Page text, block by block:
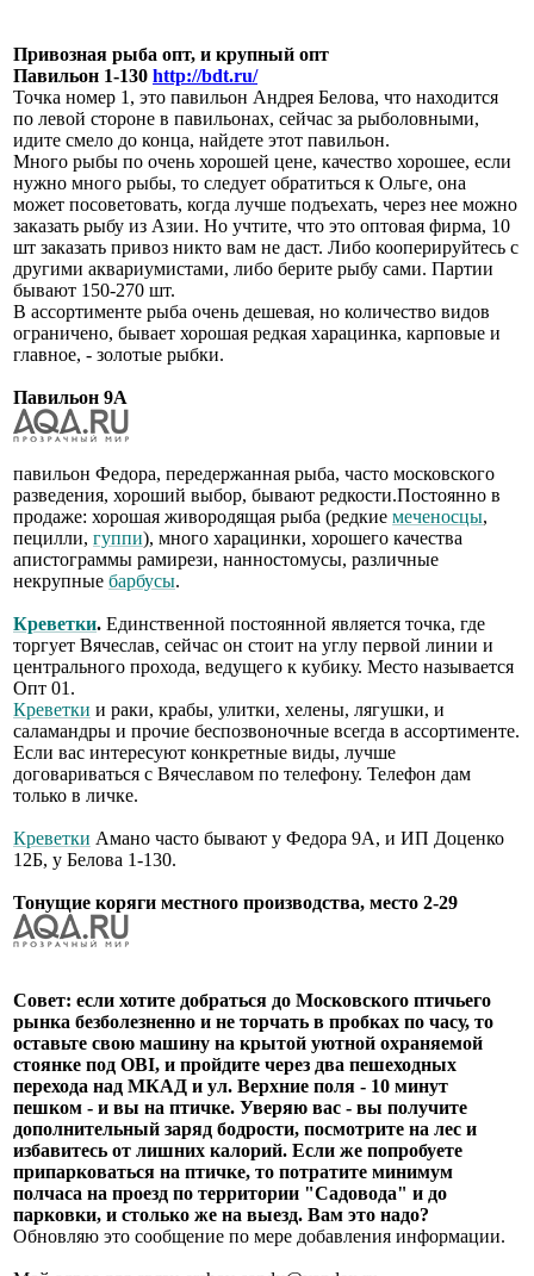
Привозная рыба опт, и крупный опт
Павильон 1-130 http://bdt.ru/
Точка номер 1, это павильон Андрея Белова, что находится
по левой стороне в павильонах, сейчас за рыболовными,
идите смело до конца, найдете этот павильон.
Много рыбы по очень хорошей цене, качество хорошее, если
нужно много рыбы, то следует обратиться к Ольге, она
может посоветовать, когда лучше подъехать, через нее можно
заказать рыбу из Азии. Но учтите, что это оптовая фирма, 10
шт заказать привоз никто вам не даст. Либо кооперируйтесь с
другими аквариумистами, либо берите рыбу сами. Партии
бывают 150-270 шт.
В ассортименте рыба очень дешевая, но количество видов
ограничено, бывает хорошая редкая харацинка, карповые и
главное, - золотые рыбки.
Павильон 9А
павильон Федора, передержанная рыба, часто московского
разведения, хороший выбор, бывают редкости.Постоянно в
продаже: хорошая живородящая рыба (редкие меченосцы,
пецилли, гуппи), много харацинки, хорошего качества
апистограммы рамирези, нанностомусы, различные
некрупные барбусы.
Креветки. Единственной постоянной является точка, где
торгует Вячеслав, сейчас он стоит на углу первой линии и
центрального прохода, ведущего к кубику. Место называется
Опт 01.
Креветки и раки, крабы, улитки, хелены, лягушки, и
саламандры и прочие беспозвоночные всегда в ассортименте.
Если вас интересуют конкретные виды, лучше
договариваться с Вячеславом по телефону. Телефон дам
только в личке.
Креветки Амано часто бывают у Федора 9А, и ИП Доценко
12Б, у Белова 1-130.
Тонущие коряги местного производства, место 2-29
Совет: если хотите добраться до Московского птичьего
рынка безболезненно и не торчать в пробках по часу, то
оставьте свою машину на крытой уютной охраняемой
стоянке под OBI, и пройдите через два пешеходных
перехода над МКАД и ул. Верхние поля - 10 минут
пешком - и вы на птичке. Уверяю вас - вы получите
дополнительный заряд бодрости, посмотрите на лес и
избавитесь от лишних калорий. Если же попробуете
припарковаться на птичке, то потратите минимум
полчаса на проезд по территории "Садовода" и до
парковки, и столько же на выезд. Вам это надо?
Обновляю это сообщение по мере добавления информации.